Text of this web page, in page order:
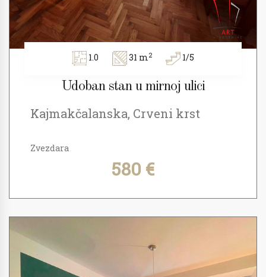
1.0 31 m2 1/5
Udoban stan u mirnoj ulici
Kajmakčalanska, Crveni krst
Zvezdara
580 €